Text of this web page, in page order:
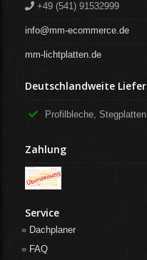
+49 (541) 91532999
info@mm-ecommerce.de
mm-lichtplatten.de
Deutschlandweite
Profilbleche,
Zahlung
Service
Dachplaner
FAQ